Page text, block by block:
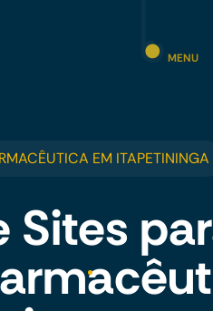
MENU
EM ITAPETININGA
Sites